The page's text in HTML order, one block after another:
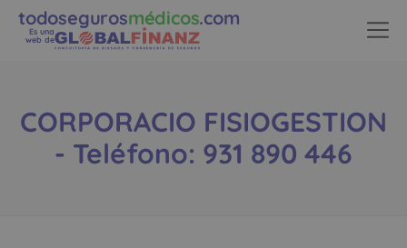
todosegurosmédicos.com
Es una
web de
CORPORACIO FISIOGESTION
- Teléfono: 931 890 446